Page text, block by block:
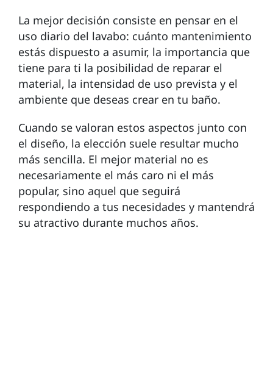
La mejor decisión consiste en pensar en el
uso diario del lavabo: cuánto mantenimiento
estás dispuesto a asumir, la importancia que
tiene para ti la posibilidad de reparar el
material, la intensidad de uso prevista y el
ambiente que deseas crear en tu baño.
Cuando se valoran estos aspectos junto con
el diseño, la elección suele resultar mucho
más sencilla. El mejor material no es
necesariamente el más caro ni el más
popular, sino aquel que seguirá
respondiendo a tus necesidades y mantendrá
su atractivo durante muchos años.